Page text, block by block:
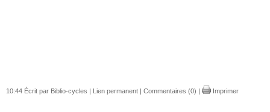
10:44 Écrit par Biblio-cycles | Lien permanent | Commentaires (0) | Imprimer